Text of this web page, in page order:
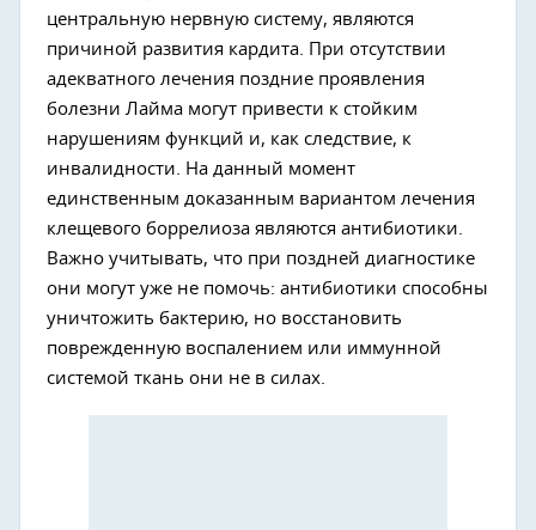
центральную нервную систему, являются
причиной развития кардита. При отсутствии
адекватного лечения поздние проявления
болезни Лайма могут привести к стойким
нарушениям функций и, как следствие, к
инвалидности. На данный момент
единственным доказанным вариантом лечения
клещевого боррелиоза являются антибиотики.
Важно учитывать, что при поздней диагностике
они могут уже не помочь: антибиотики способны
уничтожить бактерию, но восстановить
поврежденную воспалением или иммунной
системой ткань они не в силах.